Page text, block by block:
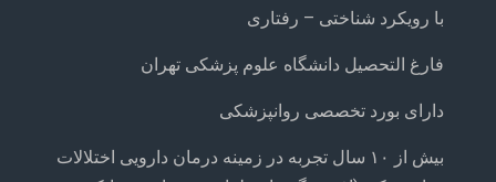
با رویکرد شناختی – رفتاری
فارغ التحصیل دانشگاه علوم پزشکی تهران
دارای بورد تخصصی روانپزشکی
بیش از ۱۰ سال تجربه در زمینه درمان دارویی اختلالات